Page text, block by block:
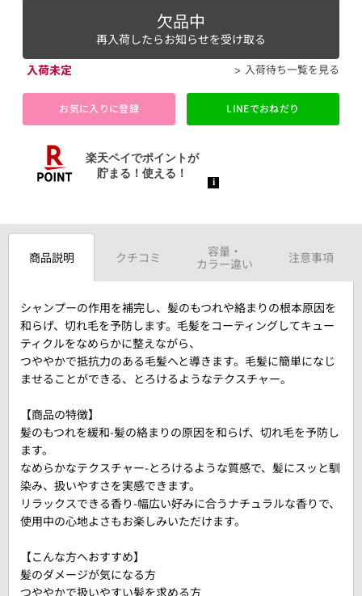
欠品中
再入荷したらお知らせを受け取る
入荷未定
入荷待ち一覧を見る
お気に入りに登録 LINEでおねだり
商品説明 クチコミ
容量・
カラー違い
注意事項
シャンプーの作用を補完し、髪のもつれや絡まりの根本原因を
和らげ、切れ毛を予防します。毛髪をコーティングしてキュー
ティクルをなめらかに整えながら、
つややかで抵抗力のある毛髪へと導きます。毛髪に簡単になじ
ませることができる、とろけるようなテクスチャー。
【商品の特徴】
髪のもつれを緩和-髪の絡まりの原因を和らげ、切れ毛を予防し
ます。
なめらかなテクスチャー-とろけるような質感で、髪にスッと馴
染み、扱いやすさを実感できます。
リラックスできる香り-幅広い好みに合うナチュラルな香りで、
使用中の心地よさもお楽しみいただけます。
【こんな方へおすすめ】
髪のダメージが気になる方
つややかで扱いやすい髪を求める方